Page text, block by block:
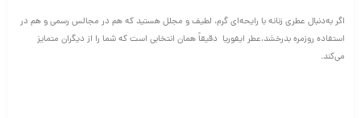
اگر به‌دنبال عطری زنانه با رایحه‌ای گرم، لطیف و مجلل هستید که هم در مجالس رسمی و هم در
استفاده روزمره بدرخشد،عطر ایفوریا دقیقاً همان انتخابی است که شما را از دیگران متمایز
می‌کند.